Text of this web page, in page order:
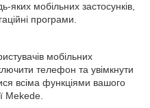
яких мобільних застосунків,
програми.
мобільних
телефон та увімкнути
всіма функціями вашого
Mekede.